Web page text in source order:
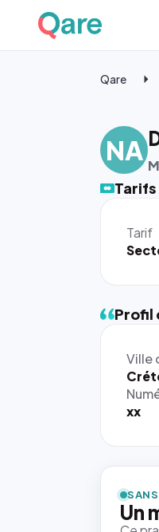
Qare
NA
Tarif
Profil
Ville
xx
Un